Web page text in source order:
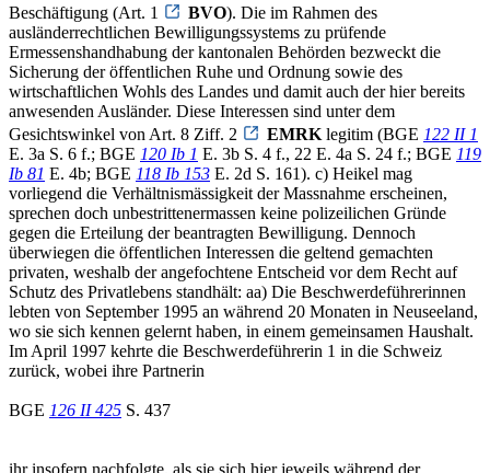
Beschäftigung (Art. 1
BVO). Die im Rahmen des
ausländerrechtlichen Bewilligungssystems zu prüfende
Ermessenshandhabung der kantonalen Behörden bezweckt die
Sicherung der öffentlichen Ruhe und Ordnung sowie des
wirtschaftlichen Wohls des Landes und damit auch der hier bereits
anwesenden Ausländer. Diese Interessen sind unter dem
Gesichtswinkel von Art. 8 Ziff. 2
EMRK legitim (BGE 122 II 1
E. 3a S. 6 f.; BGE 120 Ib 1 E. 3b S. 4 f., 22 E. 4a S. 24 f.; BGE 119
Ib 81 E. 4b; BGE 118 Ib 153 E. 2d S. 161). c) Heikel mag
vorliegend die Verhältnismässigkeit der Massnahme erscheinen,
sprechen doch unbestrittenermassen keine polizeilichen Gründe
gegen die Erteilung der beantragten Bewilligung. Dennoch
überwiegen die öffentlichen Interessen die geltend gemachten
privaten, weshalb der angefochtene Entscheid vor dem Recht auf
Schutz des Privatlebens standhält: aa) Die Beschwerdeführerinnen
lebten von September 1995 an während 20 Monaten in Neuseeland,
wo sie sich kennen gelernt haben, in einem gemeinsamen Haushalt.
Im April 1997 kehrte die Beschwerdeführerin 1 in die Schweiz
zurück, wobei ihre Partnerin
BGE 126 II 425 S. 437
ihr insofern nachfolgte, als sie sich hier jeweils während der